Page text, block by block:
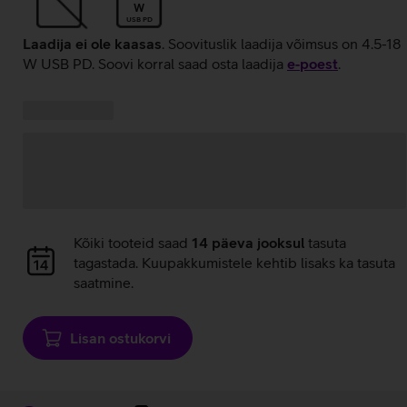
W
USB PD
Laadija ei ole kaasas. Soovituslik laadija võimsus on 4.5-18
W USB PD. Soovi korral saad osta laadija e‑poest.
Andmete
laadimine
Kõiki tooteid saad 14 päeva jooksul tasuta
tagastada. Kuupakkumistele kehtib lisaks ka tasuta
saatmine.
Lisan ostukorvi